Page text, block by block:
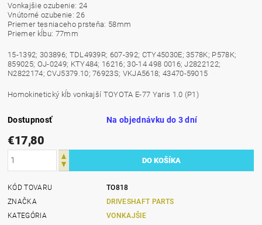
Vonkajšie ozubenie: 24
Vnútorné ozubenie: 26
Priemer tesniaceho prsteňa: 58mm
Priemer kĺbu: 77mm
15-1392; 303896; TDL4939R; 607-392; CTY45030E; 3578K; P578K;
859025; OJ-0249; KTY484; 16216; 30-14 498 0016; J2822122;
N2822174; CVJ5379.10; 76923S; VKJA5618; 43470-59015
Homokinetický kĺb vonkajší TOYOTA E-77 Yaris 1.0 (P1)
Dostupnosť Na objednávku do 3 dní
€17,80
KÓD TOVARU
TO818
ZNAČKA
DRIVESHAFT PARTS
KATEGÓRIA
VONKAJŠIE